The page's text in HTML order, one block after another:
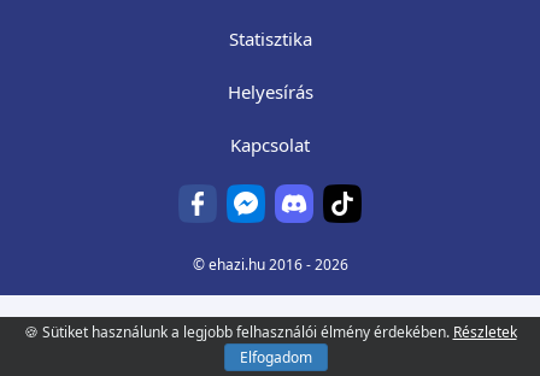
Statisztika
Helyesírás
Kapcsolat
©ehazi.hu2016 - 2026
🍪 Sütiket használunk a legjobb felhasználói élmény érdekében. Részletek
Elfogadom